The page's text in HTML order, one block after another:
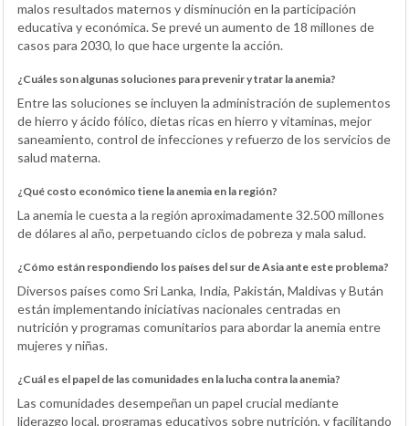
malos resultados maternos y disminución en la participación
educativa y económica. Se prevé un aumento de 18 millones de
casos para 2030, lo que hace urgente la acción.
¿Cuáles son algunas soluciones para prevenir y tratar la anemia?
Entre las soluciones se incluyen la administración de suplementos
de hierro y ácido fólico, dietas ricas en hierro y vitaminas, mejor
saneamiento, control de infecciones y refuerzo de los servicios de
salud materna.
¿Qué costo económico tiene la anemia en la región?
La anemia le cuesta a la región aproximadamente 32.500 millones
de dólares al año, perpetuando ciclos de pobreza y mala salud.
¿Cómo están respondiendo los países del sur de Asia ante este problema?
Diversos países como Sri Lanka, India, Pakistán, Maldivas y Bután
están implementando iniciativas nacionales centradas en
nutrición y programas comunitarios para abordar la anemia entre
mujeres y niñas.
¿Cuál es el papel de las comunidades en la lucha contra la anemia?
Las comunidades desempeñan un papel crucial mediante
liderazgo local, programas educativos sobre nutrición, y facilitando